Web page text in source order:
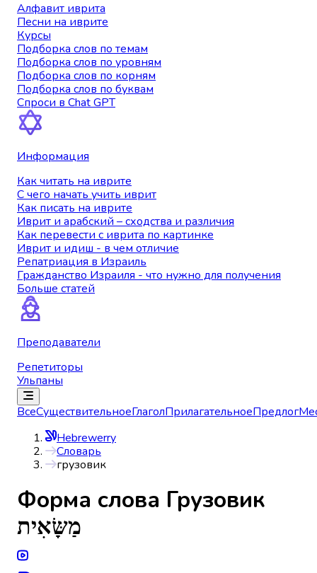
Алфавит иврита
Песни на иврите
Курсы
Подборка слов по темам
Подборка слов по уровням
Подборка слов по корням
Подборка слов по буквам
Спроси в Chat GPT
Информация
Как читать на иврите
С чего начать учить иврит
Как писать на иврите
Иврит и арабский – сходства и различия
Как перевести с иврита по картинке
Иврит и идиш - в чем отличие
Репатриация в Израиль
Гражданство Израиля - что нужно для получения
Больше статей
Преподаватели
Репетиторы
Ульпаны
ВсеСуществительноеГлаголПрилагательноеПредлог
Hebrewerry
Словарь
грузовик
Форма слова Грузовик
מַשָּׂאִית